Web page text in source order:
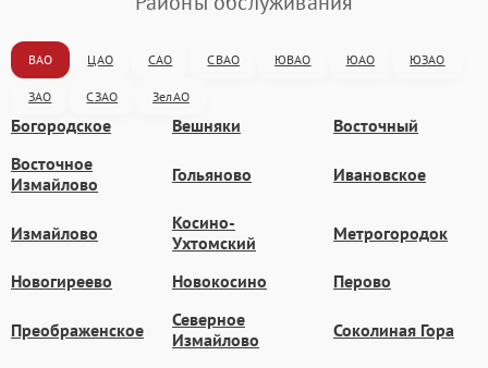
ВАО ЦАО САО СВАО ЮВАО ЮАО ЮЗАО
ЗАО СЗАО ЗелАО
Богородское Вешняки
Восточный
Восточное
Измайлово
Гольяново Ивановское
Измайлово
Косино-
Ухтомский
Метрогородок
Новогиреево Новокосино Перово
Преображенское
Северное
Измайлово
Соколиная Гора